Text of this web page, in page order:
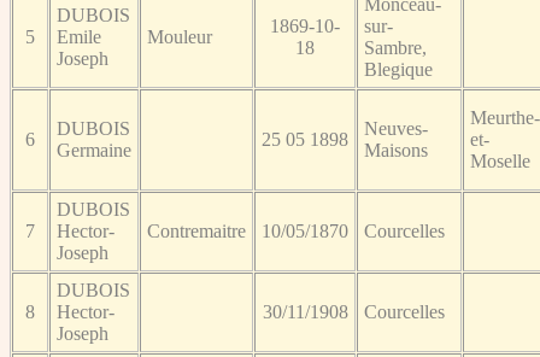
5
DUBOIS
Emile
Joseph
Mouleur
1869-10-
18
Monceau-
sur-
Sambre,
Blegique
6
DUBOIS
Germaine
25 05 1898
Neuves-
Maisons
Meurthe-
et-
Moselle
7
DUBOIS
Hector-
Joseph
Contremaitre 10/05/1870 Courcelles
8
DUBOIS
Hector-
Joseph
30/11/1908 Courcelles